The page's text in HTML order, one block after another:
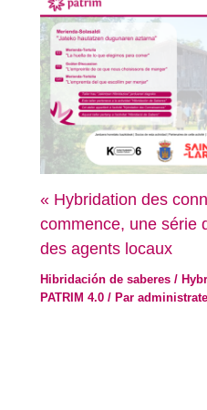
« Hybridation des
commence, une série
des agents locaux
Hibridación de saberes /
PATRIM 4.0 / Par